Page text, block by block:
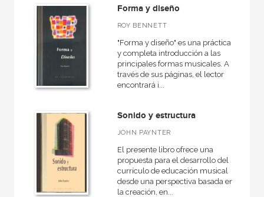
Forma y diseño
ROY BENNETT
"Forma y diseño" es una práctica
y completa introducción a las
principales formas musicales. A
través de sus páginas, el lector
encontrará i...
Sonido y estructura
JOHN PAYNTER
El presente libro ofrece una
propuesta para el desarrollo del
currículo de educación musical
desde una perspectiva basada en
la creación, en...